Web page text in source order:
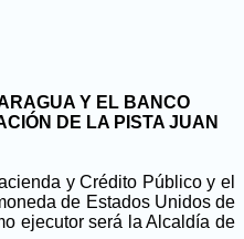
Y EL BANCO
DE LA PISTA JUAN
y Crédito Público y el
de Estados Unidos de
ejecutor será la Alcaldía de